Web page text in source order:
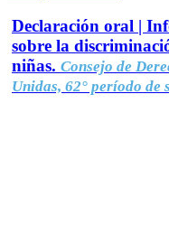
Declaración oral |
sobre la
niñas. Consejo de
Unidas, 62° período de